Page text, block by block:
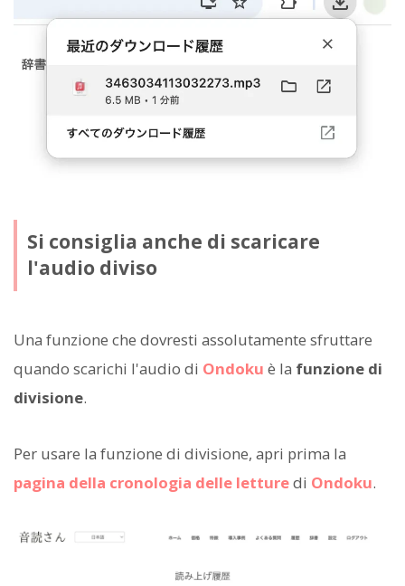
Si consiglia anche di scaricare
l'audio diviso
Una funzione che dovresti assolutamente sfruttare
quando scarichi l'audio di Ondoku è la funzione di
divisione.
Per usare la funzione di divisione, apri prima la
pagina della cronologia delle letturedi Ondoku.